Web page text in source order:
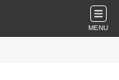
MENU